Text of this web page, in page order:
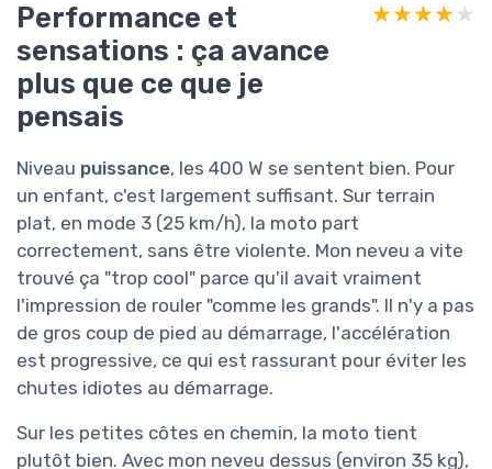
Performance et
sensations : ça avance
plus que ce que je
pensais
★★★★★
★★★★★
Niveau puissance, les 400 W se sentent bien. Pour
un enfant, c'est largement suffisant. Sur terrain
plat, en mode 3 (25 km/h), la moto part
correctement, sans être violente. Mon neveu a vite
trouvé ça "trop cool" parce qu'il avait vraiment
l'impression de rouler "comme les grands". Il n'y a pas
de gros coup de pied au démarrage, l'accélération
est progressive, ce qui est rassurant pour éviter les
chutes idiotes au démarrage.
Sur les petites côtes en chemin, la moto tient
plutôt bien. Avec mon neveu dessus (environ 35 kg),